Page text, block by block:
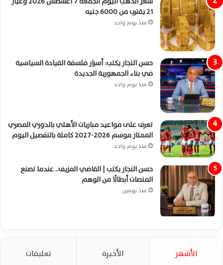
21 يقترب من 6000 جنيه
منذ يوم واحد
حسن النجار يكتب: أسرار فلسفة القيادة السياسية
في بناء الجمهورية الجديدة
منذ يوم واحد
تعرف على مواعيد مباريات الأهلي بالدوري المصري
الممتاز موسم 2026-2027 كاملة بالتفصيل اليوم
منذ يوم واحد
حسن النجار يكتب | القاضي المزيف.. عندما تصنع
المنصات أبطالًا من الوهم
منذ يومين
الأشهر الأخيرة تعليقات